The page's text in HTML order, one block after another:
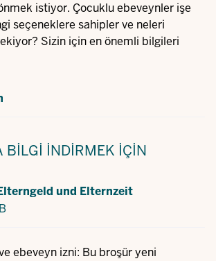
istiyor. Çocuklu ebeveynler işe
seçeneklere sahipler ve neleri
Sizin için en önemli bilgileri
BILGI İNDIRMEK IÇIN
und Elternzeit
ebeveyn izni: Bu broşür yeni